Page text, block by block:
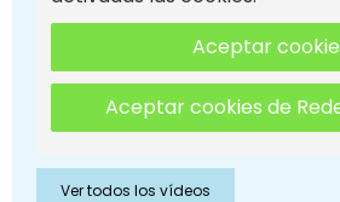
Aceptar
Aceptar cookies de
Ver todos los vídeos